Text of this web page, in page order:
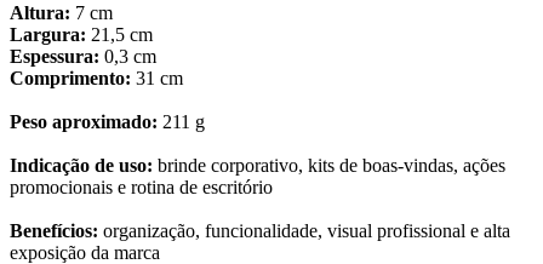
Altura: 7 cm
Largura: 21,5 cm
Espessura: 0,3 cm
Comprimento: 31 cm
Peso aproximado: 211 g
Indicação de uso: brinde corporativo, kits de boas-vindas, ações
promocionais e rotina de escritório
Benefícios: organização, funcionalidade, visual profissional e alta
exposição da marca